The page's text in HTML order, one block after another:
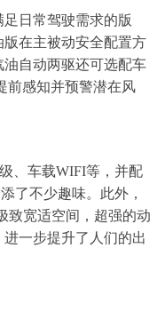
日常驾驶需求的版
在主被动安全配置方
自动两驱还可选配车
前感知并预警潜在风
、车载WIFI等，并配
了不少趣味。此外，
致宽适空间，超强的动
一步提升了人们的出